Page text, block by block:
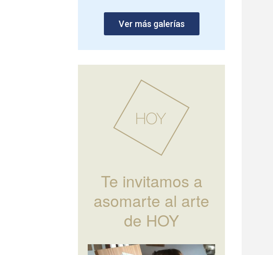
Ver más galerías
Te invitamos a
asomarte al arte
de HOY